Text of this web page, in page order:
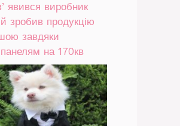
виробник
зробив продукцію
завдяки
на 170кв